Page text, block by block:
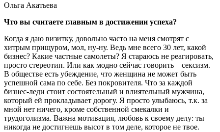
Ольга Акатьева
Что вы считаете главным в достижении успеха?
Когда я даю визитку, довольно часто на меня смотрят с
хитрым прищуром, мол, ну-ну. Ведь мне всего 30 лет, какой
бизнес? Какие частные самолеты? Я стараюсь не реагировать,
просто стереотип. Или как модно сейчас говорить – сексизм.
В обществе есть убеждение, что женщина не может быть
успешной сама по себе. Без покровителя. Что за каждой
бизнес-леди стоит состоятельный и влиятельный мужчина,
который ей прокладывает дорогу. Я просто улыбаюсь, т.к. за
мной нет ничего, кроме собственной смекалки и
трудоголизма. Важна мотивация, любовь к своему делу: ты
никогда не достигнешь высот в том деле, которое не твое.